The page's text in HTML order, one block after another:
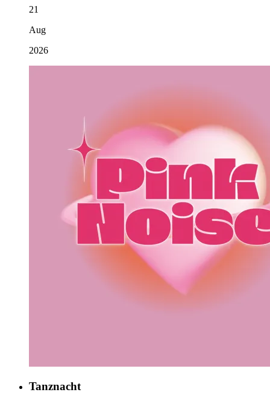
21
Aug
2026
Tanznacht